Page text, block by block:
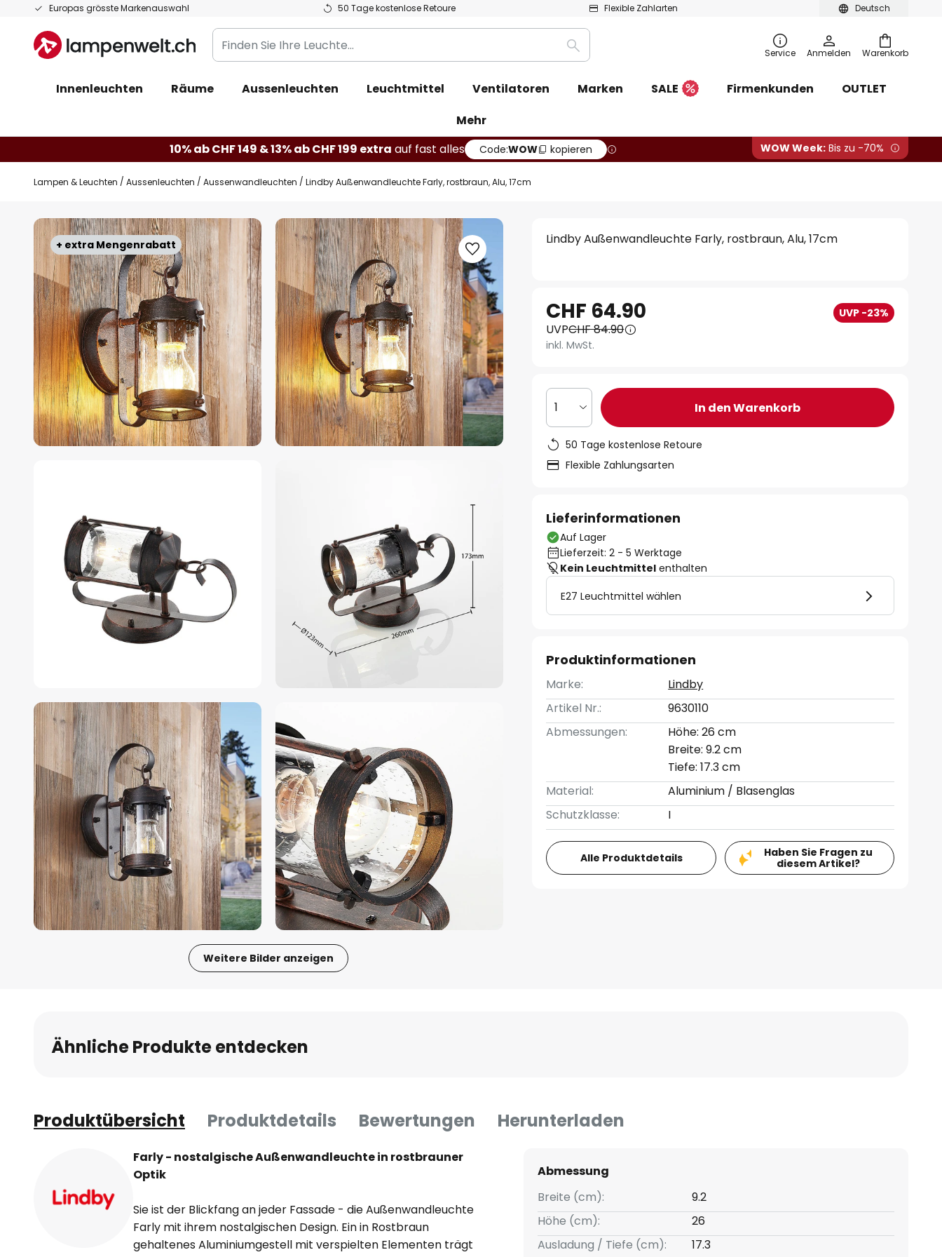
Deutsch
Europas grösste Markenauswahl 50 Tage kostenlose Retoure Flexible Zahlarten
Zum
springen
Warenkorb
Finden
Sie
Leuchte...
Suche Service Anmelden
Innenleuchten Räume Aussenleuchten Leuchtmittel Ventilatoren Marken SALE Firmenkunden
OUTLET
Mehr
10% ab CHF 149 & 13% ab CHF 199 extra auf fast alles Code:WOW kopieren WOW Week: Bis zu -70%
Lampen & Leuchten Aussenleuchten Aussenwandleuchten Lindby Außenwandleuchte Farly, rostbraun, Alu, 17cm
+ extra Mengenrabatt
Zum
Ende
der
Bildgalerie
springen
Weitere Bilder anzeigen
Bildgalerie
springen
Lindby Außenwandleuchte Farly, rostbraun, Alu, 17cm
CHF 64.90 UVP -23%
UVPCHF 84.90
inkl. MwSt.
1 In den Warenkorb
50 Tage kostenlose Retoure
Flexible Zahlungsarten
Lieferinformationen
Auf Lager
Lieferzeit: 2 - 5 Werktage
Kein Leuchtmittel enthalten
E27 Leuchtmittel wählen
Produktinformationen
Marke:
Lindby
Artikel Nr.:
9630110
Abmessungen:
Höhe: 26 cm
Breite: 9.2 cm
Tiefe: 17.3 cm
Material:
Aluminium / Blasenglas
Schutzklasse:
I
Alle Produktdetails
Haben Sie Fragen zu
diesem Artikel?
Ähnliche Produkte entdecken
Produktübersicht Produktdetails Bewertungen Herunterladen
Farly - nostalgische Außenwandleuchte in rostbrauner
Optik
Sie ist der Blickfang an jeder Fassade - die Außenwandleuchte
Farly mit ihrem nostalgischen Design. Ein in Rostbraun
gehaltenes Aluminiumgestell mit verspielten Elementen trägt
Abmessung
Breite (cm):
9.2
Höhe (cm):
26
Ausladung / Tiefe (cm):
17.3